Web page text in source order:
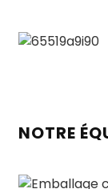
NOTRE